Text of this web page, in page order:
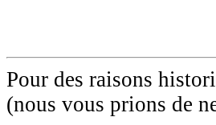
Pour des raisons
(nous vous prions de